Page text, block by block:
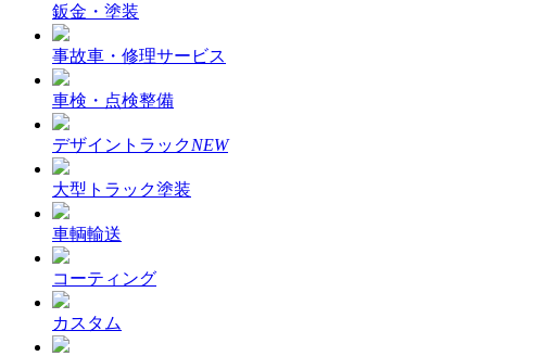
鈑金・塗装
事故車・修理サービス
車検・点検整備
デザイントラックNEW
大型トラック塗装
車輌輸送
コーティング
カスタム